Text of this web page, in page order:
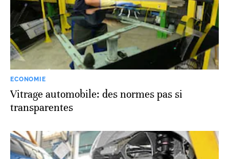
ECONOMIE
Vitrage automobile: des normes pas si
transparentes